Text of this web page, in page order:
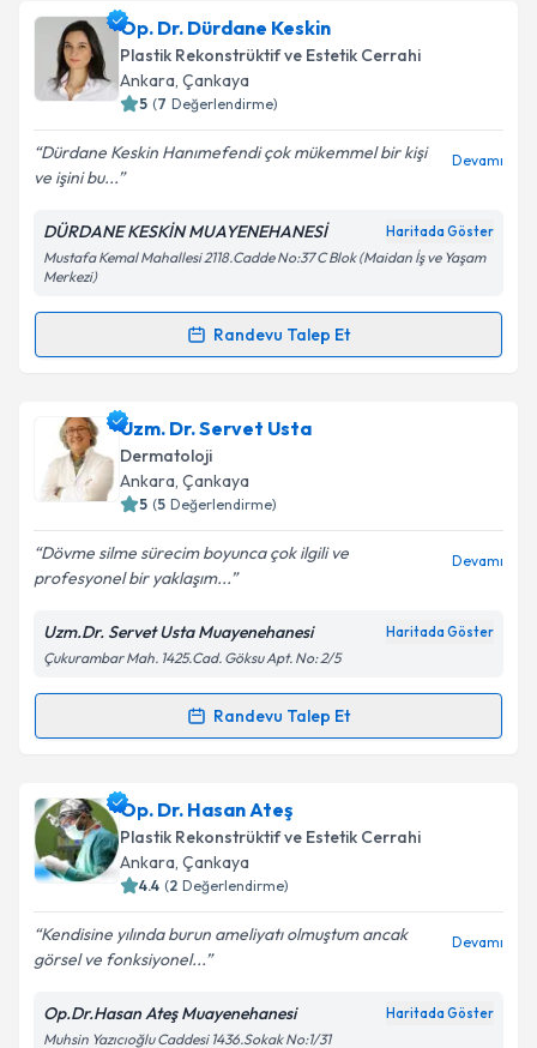
Uzm. Dr. Demet Ersivriiçin randevu takvimi talebi
oluşturun. Size bu uzmandan randevu almanız için bir
takvim hazırlandığında e-posta ile bilgilendireceğiz.
Kişisel verilerimin işlenmesine ilişkin
Aydınlatma
Metni'ni okudum ve kişisel verilerimin belirtilen
Takvim Talebini Gönder
Op. Dr. Dürdane Keskin
Plastik Rekonstrüktif ve Estetik Cerrahi
Ankara, Çankaya
5 (7 Değerlendirme)
Dürdane Keskin Hanımefendi çok mükemmel bir kişi
ve işini bu...
Devamı
DÜRDANE KESKİN MUAYENEHANESİ Haritada Göster
Mustafa Kemal Mahallesi 2118.Cadde No:37 C Blok (Maidan İş ve Yaşam
Merkezi)
Randevu Talep Et
Randevu Takvimi Talebi
Op. Dr. Dürdane Keskiniçin randevu takvimi talebi
oluşturun. Size bu uzmandan randevu almanız için bir
takvim hazırlandığında e-posta ile bilgilendireceğiz.
Kişisel verilerimin işlenmesine ilişkin
Aydınlatma
Metni 'ni okudum ve kişisel verilerimin belirtilen
kapsamda işlenmesini kabul ediyorum.
Uzm. Dr. Servet Usta
Dermatoloji
Ankara, Çankaya
5 (5 Değerlendirme)
Dövme silme sürecim boyunca çok ilgili ve
profesyonel bir yaklaşım...
Devamı
Uzm.Dr. Servet Usta Muayenehanesi Haritada Göster
Çukurambar Mah. 1425.Cad. Göksu Apt. No: 2/5
Randevu Talep Et
Randevu Takvimi Talebi
Uzm. Dr. Servet Ustaiçin randevu takvimi talebi
oluşturun. Size bu uzmandan randevu almanız için bir
takvim hazırlandığında e-posta ile bilgilendireceğiz.
Kişisel verilerimin işlenmesine ilişkin
Aydınlatma
Op. Dr. Hasan Ateş
Plastik Rekonstrüktif ve Estetik Cerrahi
Ankara, Çankaya
4.4 (2 Değerlendirme)
Kendisine yılında burun ameliyatı olmuştum ancak
görsel ve fonksiyonel...
Devamı
Op.Dr.Hasan Ateş Muayenehanesi Haritada Göster
Muhsin Yazıcıoğlu Caddesi 1436.Sokak No:1/31